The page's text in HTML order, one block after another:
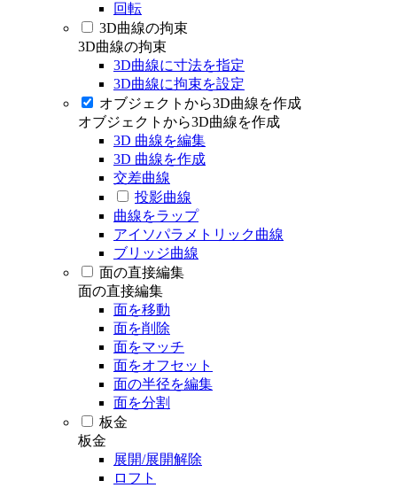
回転
3D曲線の拘束
3D曲線の拘束
3D曲線に寸法を指定
3D曲線に拘束を設定
オブジェクトから3D曲線を作成
オブジェクトから3D曲線を作成
3D 曲線を編集
3D 曲線を作成
交差曲線
投影曲線
曲線をラップ
アイソパラメトリック曲線
ブリッジ曲線
面の直接編集
面の直接編集
面を移動
面を削除
面をマッチ
面をオフセット
面の半径を編集
面を分割
板金
板金
展開/展開解除
ロフト